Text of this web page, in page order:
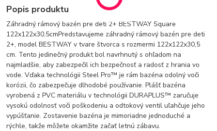
Popis produktu
Záhradný rámový bazén pre deti 2+ BESTWAY Square
122x122x30,5cmPredstavujeme záhradný rámový bazén pre deti
2+, model BESTWAY v tvare štvorca s rozmermi 122x122x30,5
cm. Tento jedinečný produkt bol navrhnutý s ohľadom na
najmladšie, aby zabezpečil ich bezpečnosť a radosť z hrania vo
vode. Vďaka technológii Steel Pro™ je rám bazéna odolný voči
korózii, čo zabezpečuje dlhodobé používanie. Plášť bazéna
vyrobená z PVC materiálu v technológii DURAPLUS™ zaručuje
vysokú odolnosť voči poškodeniu a odtokový ventil uľahčuje jeho
vypúšťanie. Zostavenie bazéna je mimoriadne jednoduché a
rýchle, takže môžete okamžite začať letnú zábavu.